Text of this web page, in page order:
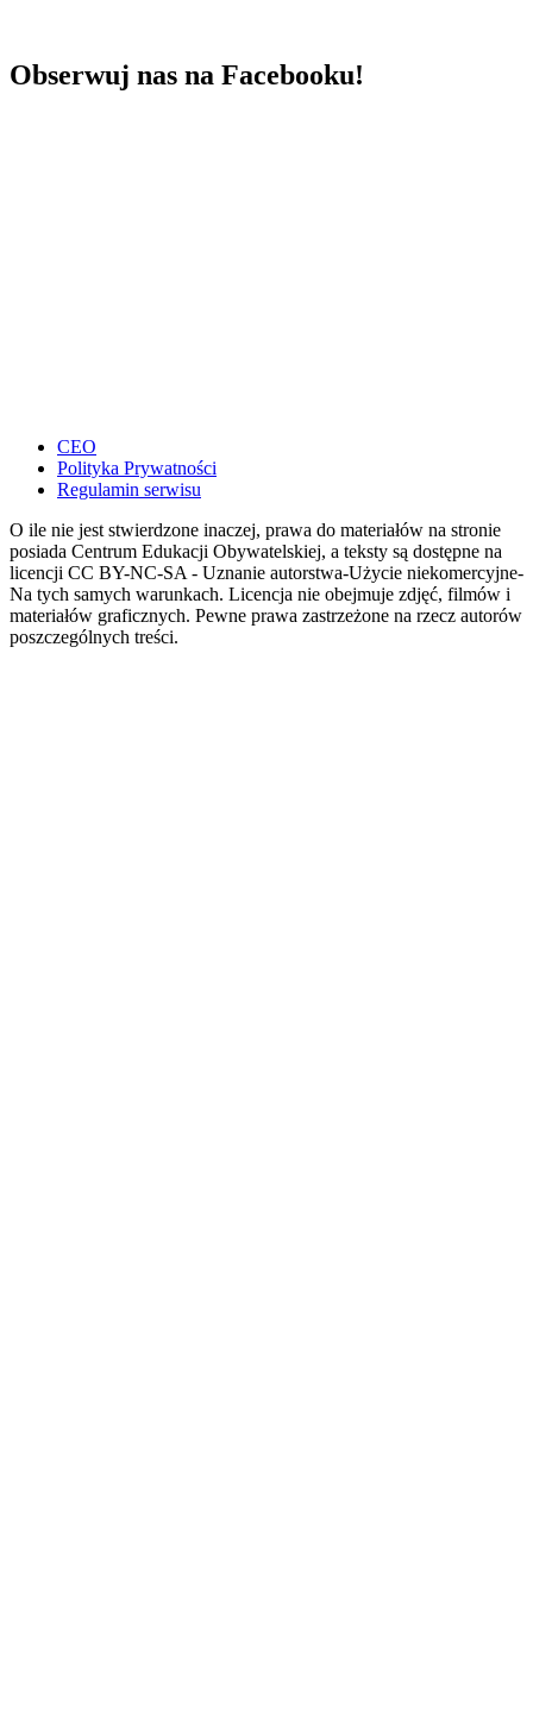
Obserwuj nas na Facebooku!
CEO
Polityka Prywatności
Regulamin serwisu
O ile nie jest stwierdzone inaczej, prawa do materiałów na stronie
posiada Centrum Edukacji Obywatelskiej, a teksty są dostępne na
licencji CC BY-NC-SA - Uznanie autorstwa-Użycie niekomercyjne-
Na tych samych warunkach. Licencja nie obejmuje zdjęć, filmów i
materiałów graficznych. Pewne prawa zastrzeżone na rzecz autorów
poszczególnych treści.